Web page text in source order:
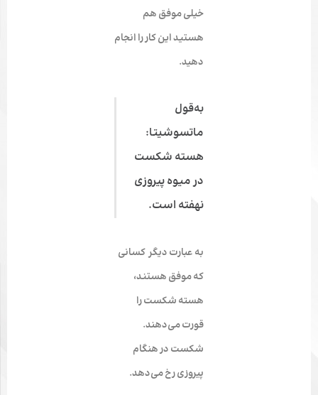
خیلی موفق هم
هستید این کار را انجام
دهید.
به‌قول
ماتسوشیتا:
هسته شکست
در میوه پیروزی
نهفته است.
به عبارت دیگر کسانی
که موفق هستند،
هسته شکست را
قورت می‌دهند.
شکست در هنگام
پیروزی رخ می‌دهد.